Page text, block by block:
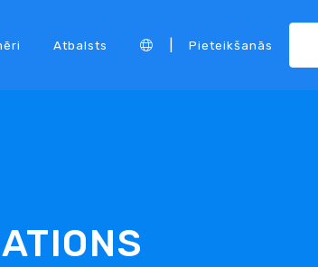
Atbalsts Pieteikšanās